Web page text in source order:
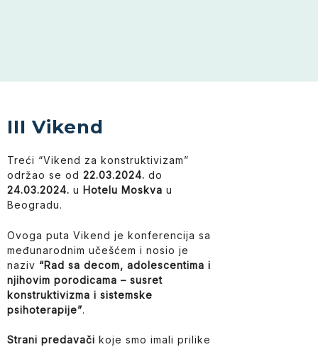
III Vikend
Treći “Vikend za konstruktivizam”
održao se od 22.03.2024. do
24.03.2024. u Hotelu Moskva u
Beogradu.
Ovoga puta Vikend je konferencija sa
međunarodnim učešćem i nosio je
naziv “Rad sa decom, adolescentima i
njihovim porodicama – susret
konstruktivizma i sistemske
psihoterapije”.
Strani predavači koje smo imali prilike